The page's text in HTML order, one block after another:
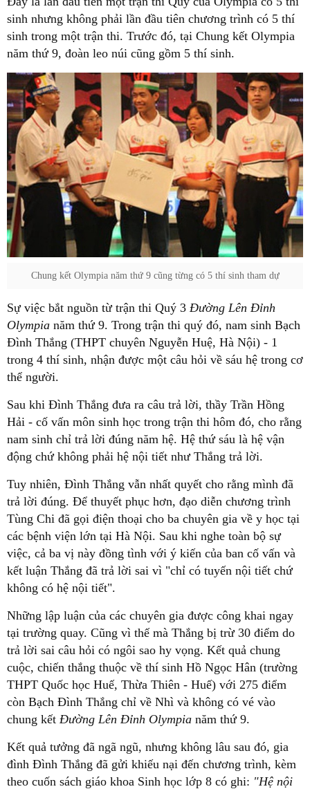
sinh nhưng không phải lần đầu tiên chương trình có 5 thí
sinh trong một trận thi. Trước đó, tại Chung kết Olympia
năm thứ 9, đoàn leo núi cũng gồm 5 thí sinh.
Chung kết Olympia năm thứ 9 cũng từng có 5 thí sinh tham dự
Sự việc bắt nguồn từ trận thi Quý 3 Đường Lên Đỉnh
Olympia năm thứ 9. Trong trận thi quý đó, nam sinh Bạch
Đình Thắng (THPT chuyên Nguyễn Huệ, Hà Nội) - 1
trong 4 thí sinh, nhận được một câu hỏi về sáu hệ trong cơ
thể người.
Sau khi Đình Thắng đưa ra câu trả lời, thầy Trần Hồng
Hải - cố vấn môn sinh học trong trận thi hôm đó, cho rằng
nam sinh chỉ trả lời đúng năm hệ. Hệ thứ sáu là hệ vận
động chứ không phải hệ nội tiết như Thắng trả lời.
Tuy nhiên, Đình Thắng vẫn nhất quyết cho rằng mình đã
trả lời đúng. Để thuyết phục hơn, đạo diễn chương trình
Tùng Chi đã gọi điện thoại cho ba chuyên gia về y học tại
các bệnh viện lớn tại Hà Nội. Sau khi nghe toàn bộ sự
việc, cả ba vị này đồng tình với ý kiến của ban cố vấn và
kết luận Thắng đã trả lời sai vì "chỉ có tuyến nội tiết chứ
không có hệ nội tiết".
Những lập luận của các chuyên gia được công khai ngay
tại trường quay. Cũng vì thế mà Thắng bị trừ 30 điểm do
trả lời sai câu hỏi có ngôi sao hy vọng. Kết quả chung
cuộc, chiến thắng thuộc về thí sinh Hồ Ngọc Hân (trường
THPT Quốc học Huế, Thừa Thiên - Huế) với 275 điểm
còn Bạch Đình Thắng chỉ về Nhì và không có vé vào
chung kết Đường Lên Đỉnh Olympia năm thứ 9.
Kết quả tưởng đã ngã ngũ, nhưng không lâu sau đó, gia
đình Đình Thắng đã gửi khiếu nại đến chương trình, kèm
theo cuốn sách giáo khoa Sinh học lớp 8 có ghi: "Hệ nội